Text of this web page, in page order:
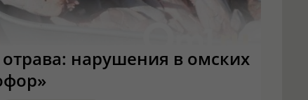
нарушения в омских